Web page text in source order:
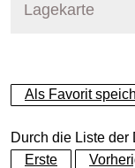
Lagekarte
+
−
Als Favorit
Durch die Liste der
Erste